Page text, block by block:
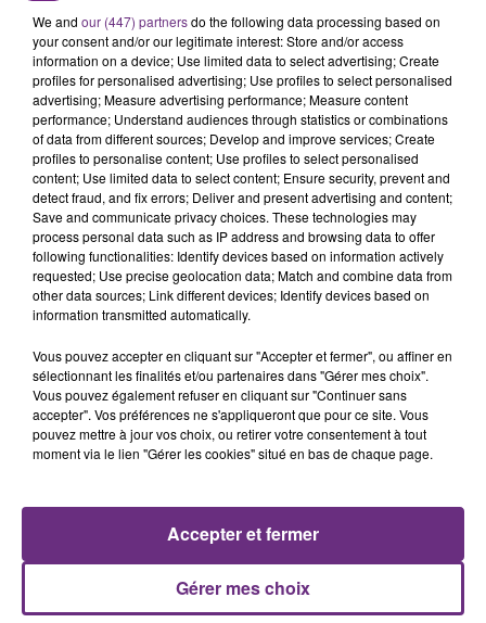
SES PORTES
C'était l'une des institutions du centre-ville
rémois. Le magasin JouéClub est contraint de
fermer ses portes.
TITRES DIFFUSÉS
6h30
6h30
DIDO
White Flag
6h26
6h26
OLIVIA RODRIGO
Stupid Song
6h23
6h23 6h19
6h19
We and our (447) partnersdo the following data processing based on
your consent and/or our legitimate interest: Store and/or access
information on a device; Use limited data to select advertising; Create
profiles for personalised advertising; Use profiles to select personalised
advertising; Measure advertising performance; Measure content
performance; Understand audiences through statistics or combinations
of data from different sources; Develop and improve services; Create
profiles to personalise content; Use profiles to select personalised
content; Use limited data to select content; Ensure security, prevent and
detect fraud, and fix errors; Deliver and present advertising and content;
Save and communicate privacy choices. These technologies may
process personal data such as IP address and browsing data to offer
following functionalities: Identify devices based on information actively
requested; Use precise geolocation data; Match and combine data from
other data sources; Link different devices; Identify devices based on
information transmitted automatically.
Vous pouvez accepter en cliquant sur "Accepter et fermer", ou affiner en
sélectionnant les finalités et/ou partenaires dans "Gérer mes choix".
Vous pouvez également refuser en cliquant sur "Continuer sans
accepter". Vos préférences ne s'appliqueront que pour ce site. Vous
pouvez mettre à jour vos choix, ou retirer votre consentement à tout
moment via le lien "Gérer les cookies" situé en bas de chaque page.
Gérer mes choix
Accepter et fermer